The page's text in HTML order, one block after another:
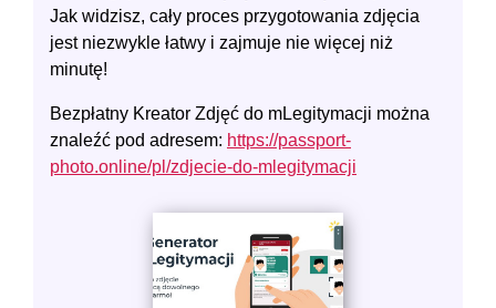
Jak widzisz, cały proces przygotowania zdjęcia
jest niezwykle łatwy i zajmuje nie więcej niż
minutę!
Bezpłatny Kreator Zdjęć do mLegitymacji można
znaleźć pod adresem: https://passport-
photo.online/pl/zdjecie-do-mlegitymacji